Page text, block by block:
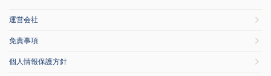
運営会社
免責事項
個人情報保護方針